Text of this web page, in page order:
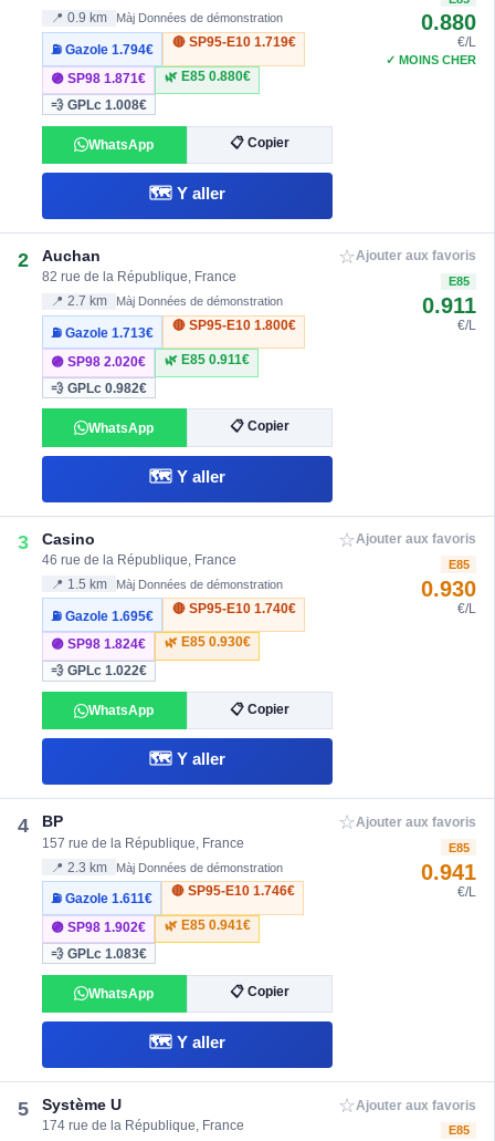
📍 0.9 km Màj Données de démonstration
⛽ Gazole1.794€
🔴 SP95-E10 1.719€
🟣 SP981.871€ 🌿 E85 0.880€
💨 GPLc1.008€
WhatsApp 📋 Copier
🗺️ Y aller
0.880
€/L
✓ MOINS CHER
2 Auchan
82 rue de la République, France
📍 2.7 km Màj Données de démonstration
⛽ Gazole1.713€
🔴 SP95-E10 1.800€
🟣 SP982.020€ 🌿 E85 0.911€
💨 GPLc0.982€
WhatsApp 📋 Copier
🗺️ Y aller
☆Ajouter aux favoris
E85
0.911
€/L
3 Casino
46 rue de la République, France
📍 1.5 km Màj Données de démonstration
⛽ Gazole1.695€
🔴 SP95-E10 1.740€
🟣 SP981.824€ 🌿 E85 0.930€
💨 GPLc1.022€
WhatsApp 📋 Copier
🗺️ Y aller
☆Ajouter aux favoris
E85
0.930
€/L
4 BP
157 rue de la République, France
📍 2.3 km Màj Données de démonstration
⛽ Gazole1.611€
🔴 SP95-E10 1.746€
🟣 SP981.902€ 🌿 E85 0.941€
💨 GPLc1.083€
WhatsApp 📋 Copier
🗺️ Y aller
☆Ajouter aux favoris
E85
0.941
€/L
5 Système U
174 rue de la République, France
☆Ajouter aux favoris
E85